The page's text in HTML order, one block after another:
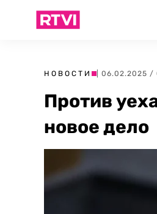
НОВОСТИ | 06.02.2025 /
Против
новое дело